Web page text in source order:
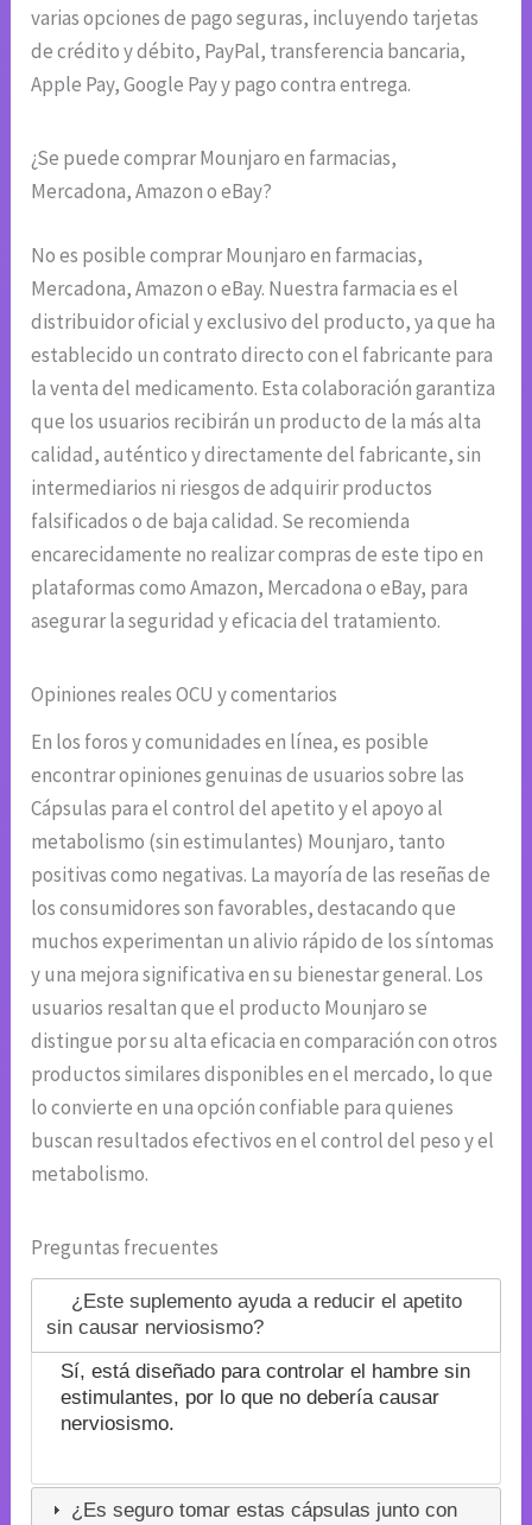
varias opciones de pago seguras, incluyendo tarjetas
de crédito y débito, PayPal, transferencia bancaria,
Apple Pay, Google Pay y pago contra entrega.
¿Se puede comprar Mounjaro en farmacias,
Mercadona, Amazon o eBay?
No es posible comprar Mounjaro en farmacias,
Mercadona, Amazon o eBay. Nuestra farmacia es el
distribuidor oficial y exclusivo del producto, ya que ha
establecido un contrato directo con el fabricante para
la venta del medicamento. Esta colaboración garantiza
que los usuarios recibirán un producto de la más alta
calidad, auténtico y directamente del fabricante, sin
intermediarios ni riesgos de adquirir productos
falsificados o de baja calidad. Se recomienda
encarecidamente no realizar compras de este tipo en
plataformas como Amazon, Mercadona o eBay, para
asegurar la seguridad y eficacia del tratamiento.
Opiniones reales OCU y comentarios
En los foros y comunidades en línea, es posible
encontrar opiniones genuinas de usuarios sobre las
Cápsulas para el control del apetito y el apoyo al
metabolismo (sin estimulantes) Mounjaro, tanto
positivas como negativas. La mayoría de las reseñas de
los consumidores son favorables, destacando que
muchos experimentan un alivio rápido de los síntomas
y una mejora significativa en su bienestar general. Los
usuarios resaltan que el producto Mounjaro se
distingue por su alta eficacia en comparación con otros
productos similares disponibles en el mercado, lo que
lo convierte en una opción confiable para quienes
buscan resultados efectivos en el control del peso y el
metabolismo.
Preguntas frecuentes
¿Este suplemento ayuda a reducir el apetito
sin causar nerviosismo?
Sí, está diseñado para controlar el hambre sin
estimulantes, por lo que no debería causar
nerviosismo.
¿Es seguro tomar estas cápsulas junto con